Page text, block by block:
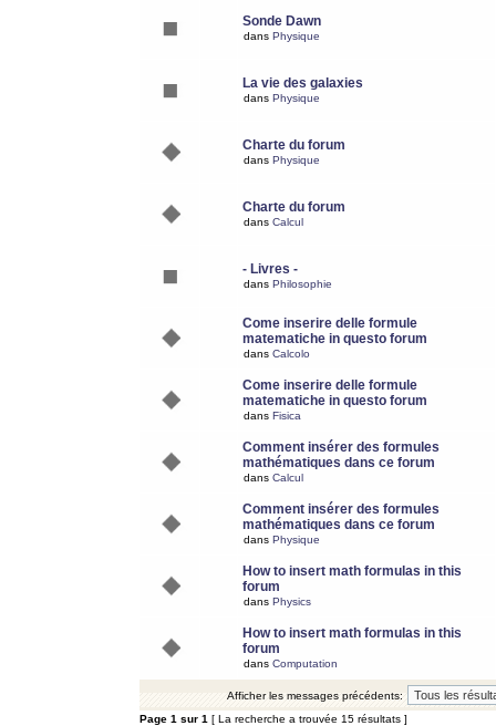
Sonde Dawn
dans Physique
La vie des galaxies
dans Physique
Charte du forum
dans Physique
Charte du forum
dans Calcul
- Livres -
dans Philosophie
Come inserire delle formule
matematiche in questo forum
dans Calcolo
Come inserire delle formule
matematiche in questo forum
dans Fisica
Comment insérer des formules
mathématiques dans ce forum
dans Calcul
Comment insérer des formules
mathématiques dans ce forum
dans Physique
How to insert math formulas in this
forum
dans Physics
How to insert math formulas in this
forum
dans Computation
Afficher les messages précédents:
Page 1 sur 1 [ La recherche a trouvée 15 résultats ]